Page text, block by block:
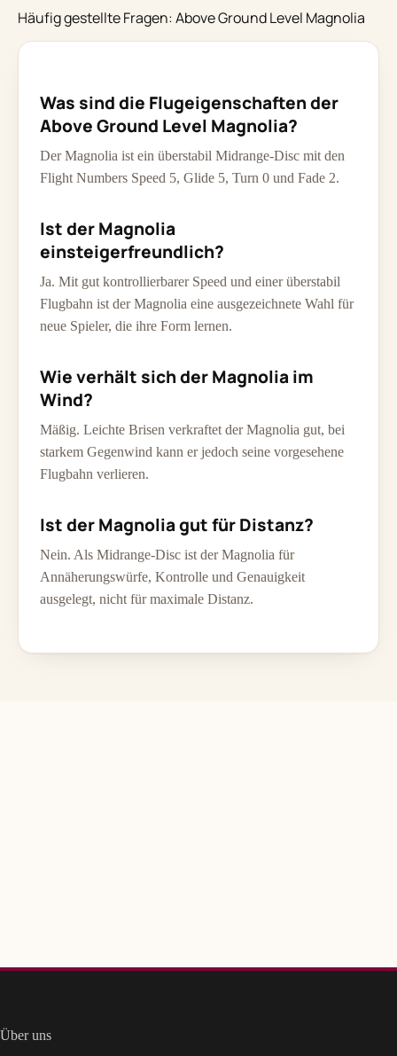
Häufig gestellte Fragen: Above Ground Level Magnolia
Was sind die Flugeigenschaften der
Above Ground Level Magnolia?
Der Magnolia ist ein überstabil Midrange-Disc mit den
Flight Numbers Speed 5, Glide 5, Turn 0 und Fade 2.
Ist der Magnolia
einsteigerfreundlich?
Ja. Mit gut kontrollierbarer Speed und einer überstabil
Flugbahn ist der Magnolia eine ausgezeichnete Wahl für
neue Spieler, die ihre Form lernen.
Wie verhält sich der Magnolia im
Wind?
Mäßig. Leichte Brisen verkraftet der Magnolia gut, bei
starkem Gegenwind kann er jedoch seine vorgesehene
Flugbahn verlieren.
Ist der Magnolia gut für Distanz?
Nein. Als Midrange-Disc ist der Magnolia für
Annäherungswürfe, Kontrolle und Genauigkeit
ausgelegt, nicht für maximale Distanz.
Über uns